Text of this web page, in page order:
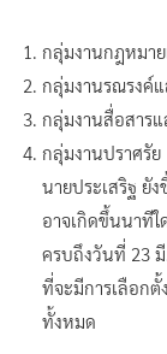
กลุ่มงานกฎหมา
กลุ่มงานรณรงค์
กลุ่มงานสื่อสาร
กลุ่มงานปราศรัย
นายประเสริฐ ยั
อาจเกิดขึ้นนาที
ครบถึงวันที่ 23
ที่จะมีการเลือกตั้
ทั้งหมด